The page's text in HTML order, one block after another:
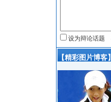
设为辩论话题
【精彩图片博客】